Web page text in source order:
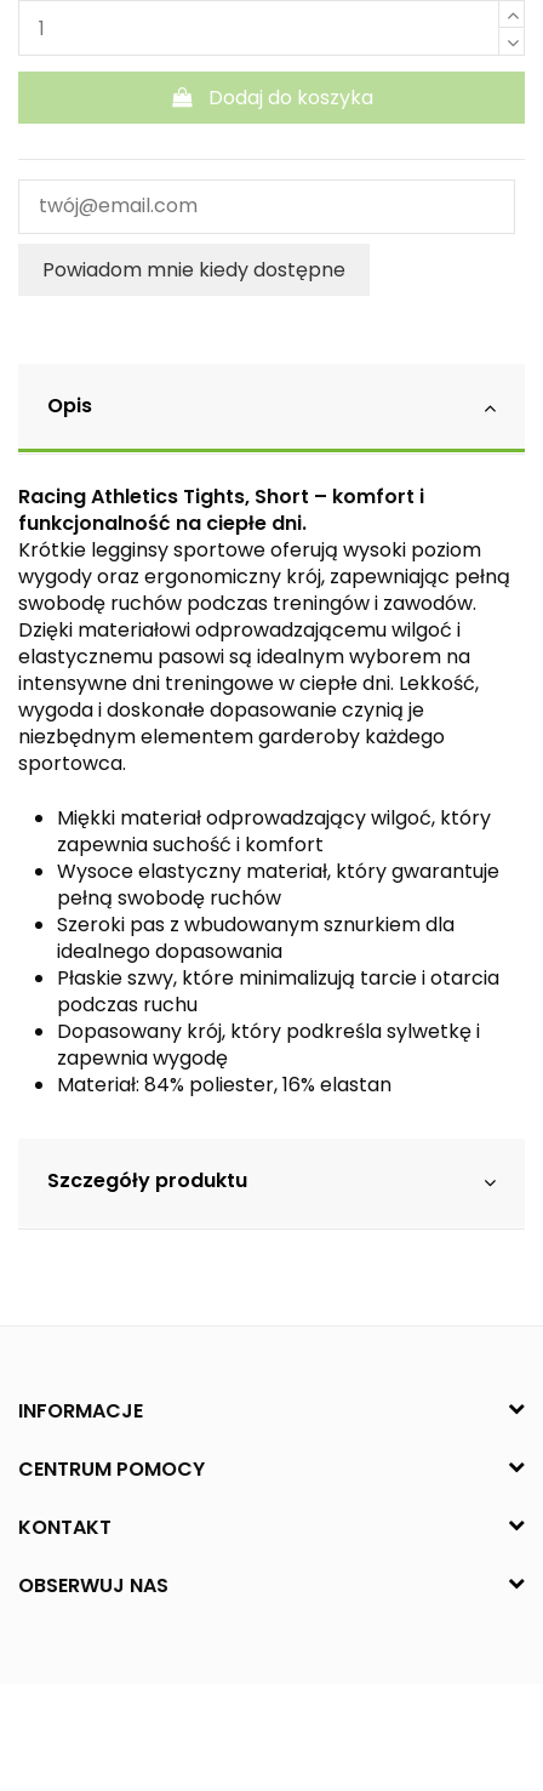
Dodaj do koszyka
Powiadom mnie kiedy dostępne
Opis
Racing Athletics Tights, Short – komfort i
funkcjonalność na ciepłe dni.
Krótkie legginsy sportowe oferują wysoki poziom
wygody oraz ergonomiczny krój, zapewniając pełną
swobodę ruchów podczas treningów i zawodów.
Dzięki materiałowi odprowadzającemu wilgoć i
elastycznemu pasowi są idealnym wyborem na
intensywne dni treningowe w ciepłe dni. Lekkość,
wygoda i doskonałe dopasowanie czynią je
niezbędnym elementem garderoby każdego
sportowca.
Miękki materiał odprowadzający wilgoć, który
zapewnia suchość i komfort
Wysoce elastyczny materiał, który gwarantuje
pełną swobodę ruchów
Szeroki pas z wbudowanym sznurkiem dla
idealnego dopasowania
Płaskie szwy, które minimalizują tarcie i otarcia
podczas ruchu
Dopasowany krój, który podkreśla sylwetkę i
zapewnia wygodę
Materiał: 84% poliester, 16% elastan
Szczegóły produktu
INFORMACJE
CENTRUM POMOCY
KONTAKT
OBSERWUJ NAS